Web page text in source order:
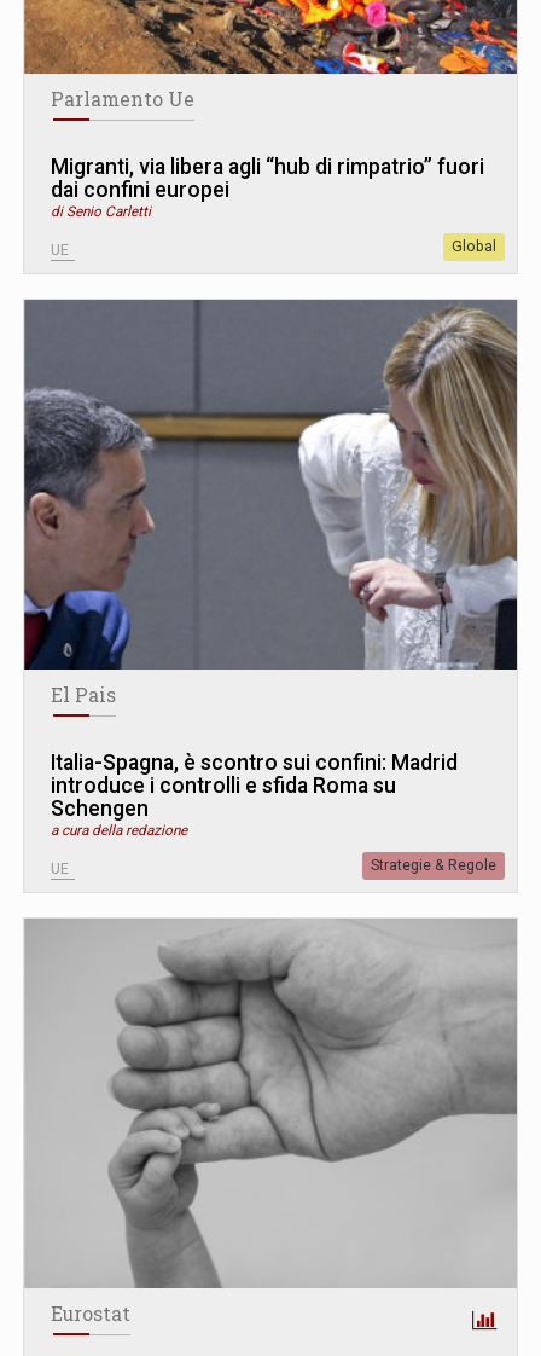
Parlamento Ue
Migranti, via libera agli “hub di rimpatrio” fuori
dai confini europei
di Senio Carletti
UE Global
El Pais
Italia-Spagna, è scontro sui confini: Madrid
introduce i controlli e sfida Roma su
Schengen
a cura della redazione
UE Strategie & Regole
Eurostat